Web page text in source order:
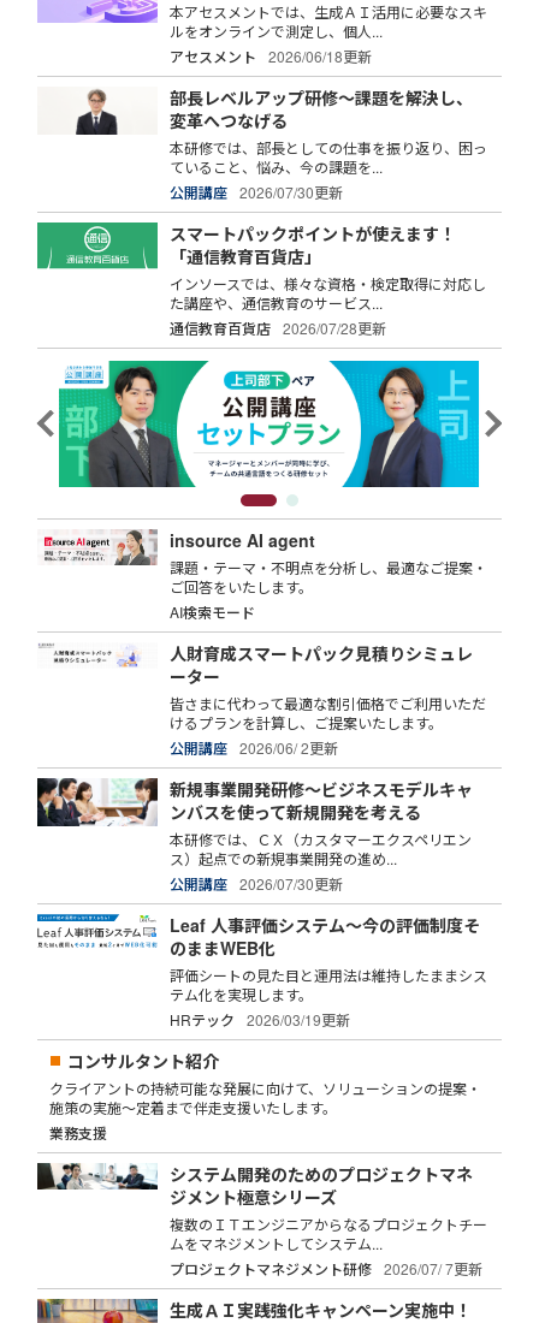
本アセスメントでは、生成ＡＩ活用に必要なスキ
ルをオンラインで測定し、個人...
アセスメント
2026/06/18更新
部長レベルアップ研修～課題を解決し、
変革へつなげる
本研修では、部長としての仕事を振り返り、困っ
ていること、悩み、今の課題を...
公開講座
2026/07/30更新
スマートパックポイントが使えます！
「通信教育百貨店」
インソースでは、様々な資格・検定取得に対応し
た講座や、通信教育のサービス...
通信教育百貨店
2026/07/28更新
insource AI agent
課題・テーマ・不明点を分析し、最適なご提案・
ご回答をいたします。
AI検索モード
人財育成スマートパック見積りシミュレ
ーター
皆さまに代わって最適な割引価格でご利用いただ
けるプランを計算し、ご提案いたします。
公開講座
2026/06/ 2更新
新規事業開発研修～ビジネスモデルキャ
ンバスを使って新規開発を考える
本研修では、ＣＸ（カスタマーエクスペリエン
ス）起点での新規事業開発の進め...
公開講座
2026/07/30更新
Leaf 人事評価システム～今の評価制度そ
のままWEB化
評価シートの見た目と運用法は維持したままシス
テム化を実現します。
HRテック
2026/03/19更新
コンサルタント紹介
クライアントの持続可能な発展に向けて、ソリューションの提案・
施策の実施～定着まで伴走支援いたします。
業務支援
システム開発のためのプロジェクトマネ
ジメント極意シリーズ
複数のＩＴエンジニアからなるプロジェクトチー
ムをマネジメントしてシステム...
プロジェクトマネジメント研修
2026/07/ 7更新
生成ＡＩ実践強化キャンペーン実施中！